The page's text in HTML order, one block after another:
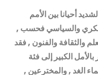
أحيانا بين الأمم
والسياسي فحسب ,
والثقافة والفنون , فقد
الكبير إلى فئة
الغد , والمخترعين ,